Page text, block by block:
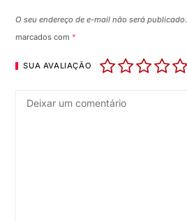
O seu endereço de e-mail não será publicado.
marcados com*
SUA AVALIAÇÃO